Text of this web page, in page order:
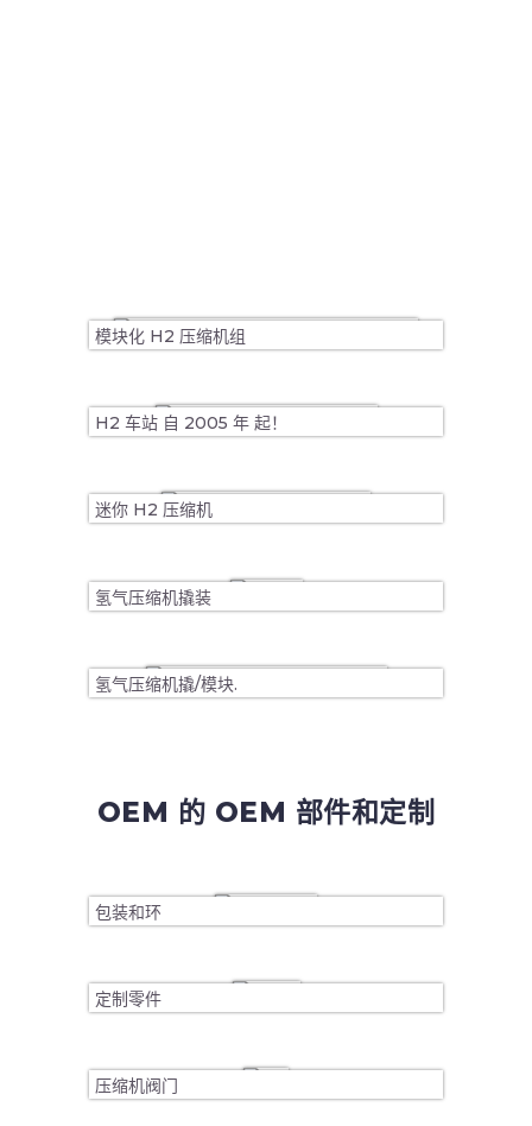
模块化 H2 压缩机组
H2 车站 自 2005 年 起！
迷你 H2 压缩机
氢气压缩机撬装
氢气压缩机撬/模块.
OEM 的 OEM 部件和定制
包装和环
定制零件
压缩机阀门